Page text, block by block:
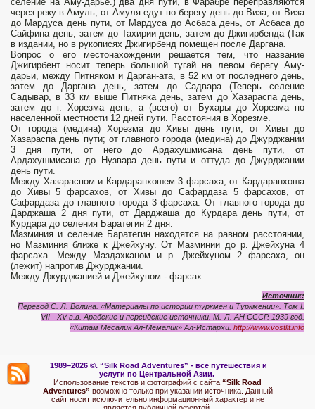
через реку в Амуль, от Амуля едут по берегу день до Виза, от Виза
до Мардуса день пути, от Мардуса до Асбаса день, от Асбаса до
Сайфина день, затем до Тахирии день, затем до Джигирбенда (Так
в издании, но в рукописях Джигирбенд помещен после Даргана.
Вопрос о его местонахождении решается тем, что название
Джигирбент носит теперь большой тугай на левом берегу Аму-
дарьи, между Питняком и Дарган-ата, в 52 км от последнего день,
затем до Даргана день, затем до Садвара (Теперь селение
Садывар, в 33 км выше Питняка день, затем до Хазараспа день,
затем до г. Хорезма день, а (всего) от Бухары до Хорезма по
населенной местности 12 дней пути. Расстояния в Хорезме.
От города (медина) Хорезма до Хивы день пути, от Хивы до
Хазараспа день пути; от главного города (медина) до Джурджании
3 дня пути, от него до Ардахушмисана день пути, от
Ардахушмисана до Нузвара день пути и оттуда до Джурджании
день пути.
Между Хазараспом и Кардаранхошем 3 фарсаха, от Кардаранхоша
до Хивы 5 фарсахов, от Хивы до Сафардаза 5 фарсахов, от
Сафардаза до главного города 3 фарсаха. От главного города до
Дарджаша 2 дня пути, от Дарджаша до Курдара день пути, от
Курдара до селения Баратегин 2 дня.
Мазминия и селение Баратегин находятся на равном расстоянии,
но Мазминия ближе к Джейхуну. От Мазминии до р. Джейхуна 4
фарсаха. Между Маздахканом и р. Джейхуном 2 фарсаха, он
(лежит) напротив Джурджании.
Между Джурджанией и Джейхуном - фарсах.
Источник:
Перевод С. Л. Волина. «Материалы по истории туркмен и Туркмении». Том I.
VII - XV в.в. Арабские и персидские источники. М.-Л. АН СССР. 1939 год.
«Китам Месалик Ал-Мемалик» Ал-Истархи. http://www.vostlit.info
1989–2026 ©. “Silk Road Adventures” - все путешествия и
услуги по Центральной Азии.
Использование текстов и фотографий с сайта “Silk Road
Adventures” возможно только при указании источника. Данный
сайт носит исключительно информационный характер и не